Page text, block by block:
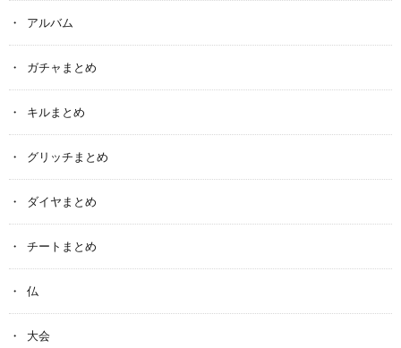
アルバム
ガチャまとめ
キルまとめ
グリッチまとめ
ダイヤまとめ
チートまとめ
仏
大会